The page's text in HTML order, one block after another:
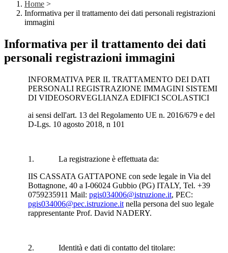
Home >
Informativa per il trattamento dei dati personali registrazioni
immagini
Informativa per il trattamento dei dati
personali registrazioni immagini
INFORMATIVA PER IL TRATTAMENTO DEI DATI
PERSONALI REGISTRAZIONE IMMAGINI SISTEMI
DI VIDEOSORVEGLIANZA EDIFICI SCOLASTICI
ai sensi dell'art. 13 del Regolamento UE n. 2016/679 e del
D-Lgs. 10 agosto 2018, n 101
1. La registrazione è effettuata da:
IIS CASSATA GATTAPONE con sede legale in Via del
Bottagnone, 40 a I-06024 Gubbio (PG) ITALY, Tel. +39
0759235911 Mail:pgis034006@istruzione.it, PEC:
pgis034006@pec.istruzione.it nella persona del suo legale
rappresentante Prof. David NADERY.
2. Identità e dati di contatto del titolare: